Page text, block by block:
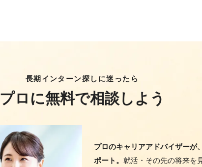
長期インターン探しに迷ったら
プロに無料で相談しよう
プロのキャリアアドバイザーが
ポート。 就活・その先の将来を